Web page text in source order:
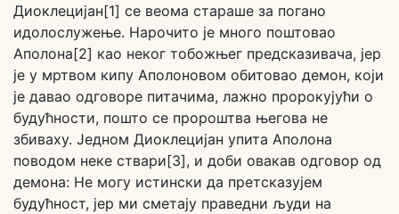
Диоклецијан[1] се веома стараше за погано
идолослужење. Нарочито је много поштовао
Аполона[2] као неког тобожњег предсказивача, јер
је у мртвом кипу Аполоновом обитовао демон, који
је давао одговоре питачима, лажно пророкујући о
будућности, пошто се пророштва његова не
збиваху. Једном Диоклецијан упита Аполона
поводом неке ствари[3], и доби овакав одговор од
демона: Не могу истински да претсказујем
будућност, јер ми сметају праведни људи на